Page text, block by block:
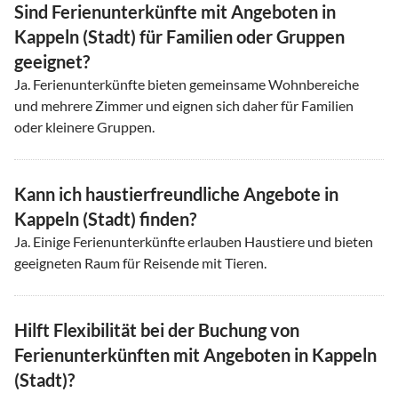
Sind Ferienunterkünfte mit Angeboten in
Kappeln (Stadt) für Familien oder Gruppen
geeignet?
Ja. Ferienunterkünfte bieten gemeinsame Wohnbereiche
und mehrere Zimmer und eignen sich daher für Familien
oder kleinere Gruppen.
Kann ich haustierfreundliche Angebote in
Kappeln (Stadt) finden?
Ja. Einige Ferienunterkünfte erlauben Haustiere und bieten
geeigneten Raum für Reisende mit Tieren.
Hilft Flexibilität bei der Buchung von
Ferienunterkünften mit Angeboten in Kappeln
(Stadt)?